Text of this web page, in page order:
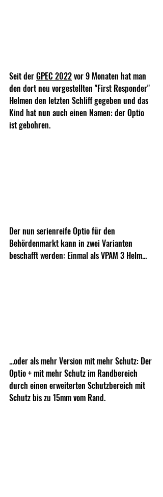
Seit der GPEC 2022 vor 9 Monaten hat man
den dort neu vorgestellten "First Responder"
Helmen den letzten Schliff gegeben und das
Kind hat nun auch einen Namen: der Optio
ist gebohren.
Der nun serienreife Optio für den
Behördenmarkt kann in zwei Varianten
beschafft werden: Einmal als VPAM 3 Helm...
...oder als mehr Version mit mehr Schutz: Der
Optio + mit mehr Schutz im Randbereich
durch einen erweiterten Schutzbereich mit
Schutz bis zu 15mm vom Rand.